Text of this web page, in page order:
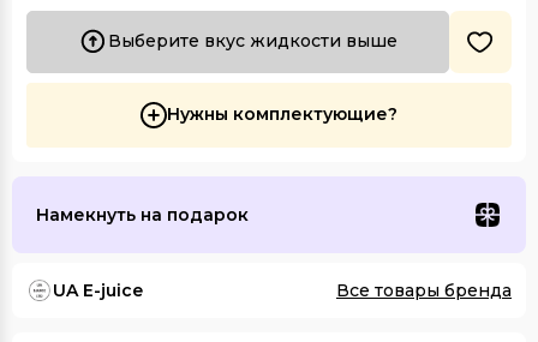
Выберите вкус жидкости выше
Нужны комплектующие?
Намекнуть на подарок
UA E-juice Все товары бренда